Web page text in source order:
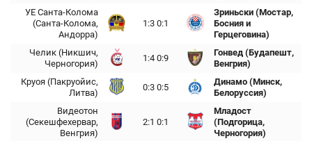
УЕ Санта-Колома
(Санта-Колома,
Андорра)
1:3 0:1
Зриньски (Мостар,
Босния и
Герцеговина)
Челик (Никшич,
Черногория)
1:4 0:9
Гонвед (Будапешт,
Венгрия)
Круоя (Пакруойис,
Литва)
0:3 0:5
Динамо (Минск,
Белоруссия)
Видеотон
(Секешфехервар,
Венгрия)
2:1 0:1
Младост
(Подгорица,
Черногория)